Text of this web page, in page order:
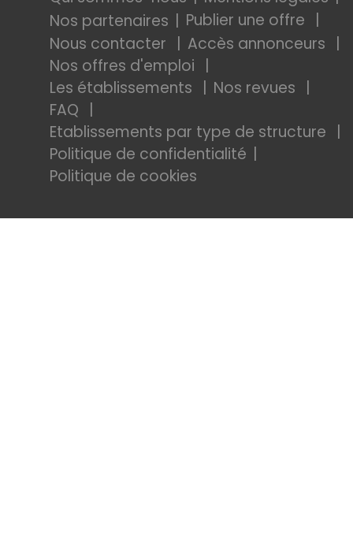
Nos partenaires
Publier une offre
Nous contacter
Accès annonceurs
Nos offres d'emploi
Les établissements
Nos revues
FAQ
Etablissements par type de structure
Politique de confidentialité
Politique de cookies